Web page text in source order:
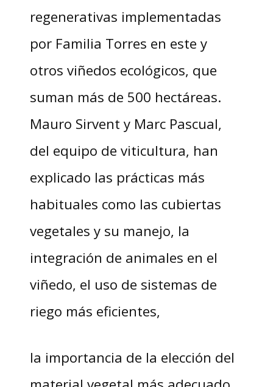
regenerativas implementadas
por Familia Torres en este y
otros viñedos ecológicos, que
suman más de 500 hectáreas.
Mauro Sirvent y Marc Pascual,
del equipo de viticultura, han
explicado las prácticas más
habituales como las cubiertas
vegetales y su manejo, la
integración de animales en el
viñedo, el uso de sistemas de
riego más eficientes,
la importancia de la elección del